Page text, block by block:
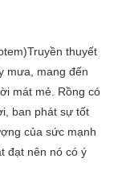
thuyết
mưa, mang đến
mát mẻ. Rồng có
ban phát sự tốt
của sức mạnh
đạt nên nó có ý